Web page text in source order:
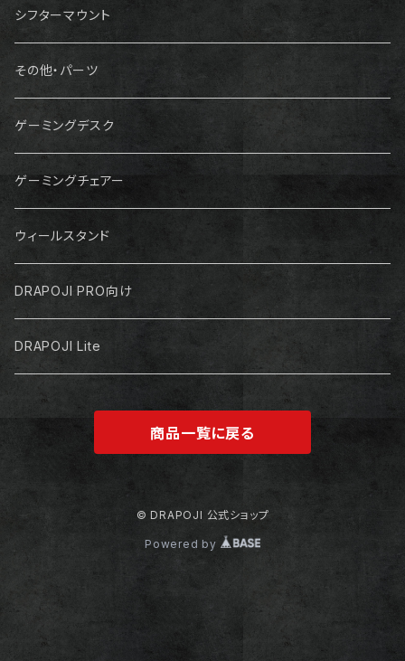
シフターマウント
その他・パーツ
ゲーミングデスク
ゲーミングチェアー
ウィールスタンド
DRAPOJI PRO向け
DRAPOJI Lite
商品一覧に戻る
© DRAPOJI 公式ショップ
Powered by